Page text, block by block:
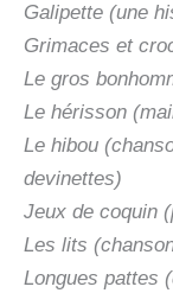
Galipette (une
Grimaces et
Le gros
Le hérisson
Le hibou
devinettes)
Jeux de coquin
Les lits
Longues pattes